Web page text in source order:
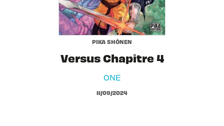
PIKA SHÔNEN
Versus Chapitre 4
ONE
11/09/2024